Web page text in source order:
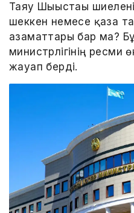
Таяу Шығыстағы
шеккен немесе қаза
азаматтары бар ма?
министрлігінің ресми
жауап берді.